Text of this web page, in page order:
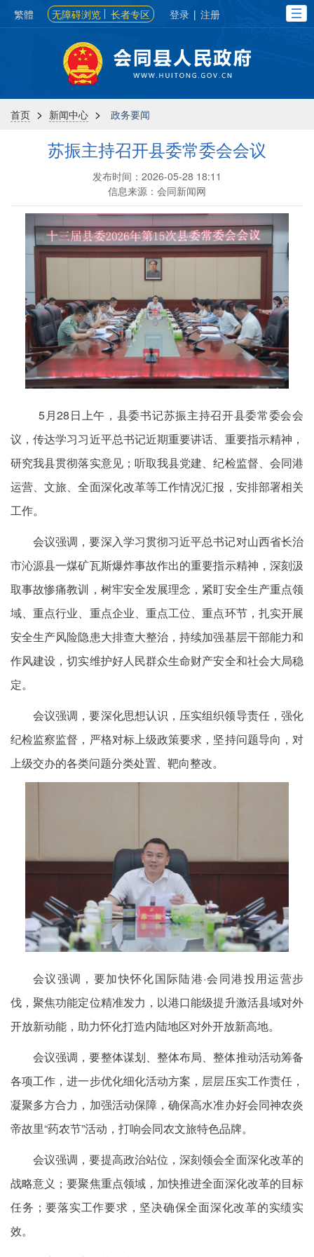
繁體 无障碍浏览 长者专区 登录 | 注册
首页 > 新闻中心 > 政务要闻
苏振主持召开县委常委会会议
发布时间：2026-05-28 18:11
信息来源：会同新闻网
5月28日上午，县委书记苏振主持召开县委常委会会
议，传达学习习近平总书记近期重要讲话、重要指示精神，
研究我县贯彻落实意见；听取我县党建、纪检监督、会同港
运营、文旅、全面深化改革等工作情况汇报，安排部署相关
工作。
会议强调，要深入学习贯彻习近平总书记对山西省长治
市沁源县一煤矿瓦斯爆炸事故作出的重要指示精神，深刻汲
取事故惨痛教训，树牢安全发展理念，紧盯安全生产重点领
域、重点行业、重点企业、重点工位、重点环节，扎实开展
安全生产风险隐患大排查大整治，持续加强基层干部能力和
作风建设，切实维护好人民群众生命财产安全和社会大局稳
定。
会议强调，要深化思想认识，压实组织领导责任，强化
纪检监察监督，严格对标上级政策要求，坚持问题导向，对
上级交办的各类问题分类处置、靶向整改。
会议强调，要加快怀化国际陆港·会同港投用运营步
伐，聚焦功能定位精准发力，以港口能级提升激活县域对外
开放新动能，助力怀化打造内陆地区对外开放新高地。
会议强调，要整体谋划、整体布局、整体推动活动筹备
各项工作，进一步优化细化活动方案，层层压实工作责任，
凝聚多方合力，加强活动保障，确保高水准办好会同神农炎
帝故里“药农节”活动，打响会同农文旅特色品牌。
会议强调，要提高政治站位，深刻领会全面深化改革的
战略意义；要聚焦重点领域，加快推进全面深化改革的目标
任务；要落实工作要求，坚决确保全面深化改革的实绩实
效。